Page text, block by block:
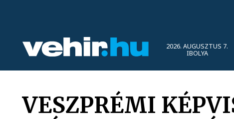
2026. AUGUSZTUS 7.
IBOLYA
VESZPRÉMI